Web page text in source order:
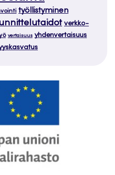
työllistyminen
verkko-
vertaisuus yhdenvertaisuus